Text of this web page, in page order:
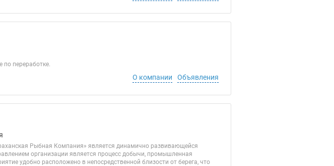
по переработке.
О компании Объявления
Рыбная Компания» является динамично развивающейся
организации является процесс добычи, промышленная
удобно расположено в непосредственной близости от берега, что